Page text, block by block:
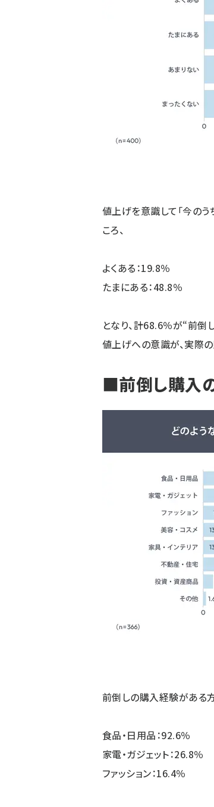
値上げを意識して「今の
ころ、
よくある：19.8％
たまにある：48.8％
となり、計68.6％が“前倒
値上げへの意識が、実際
■前倒し購入
前倒しの購入経験がある
食品・日用品：92.6％
家電・ガジェット：26.8％
ファッション：16.4％